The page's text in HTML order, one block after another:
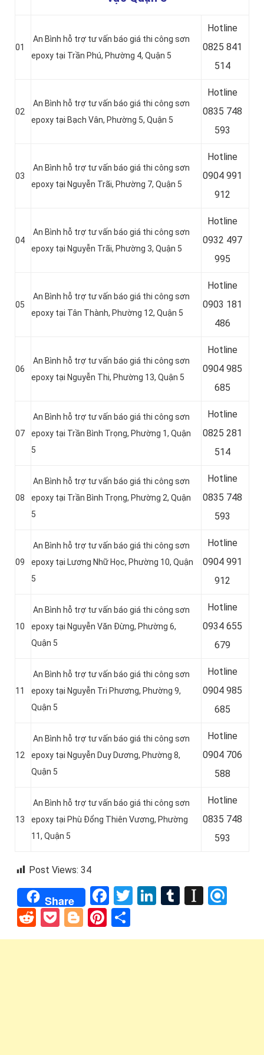
01
An Bình hỗ trợ tư vấn báo giá thi công sơn
epoxy tại Trần Phú, Phường 4, Quận 5
Hotline
0825 841
514
02
An Bình hỗ trợ tư vấn báo giá thi công sơn
epoxy tại Bạch Vân, Phường 5, Quận 5
Hotline
0835 748
593
03
An Bình hỗ trợ tư vấn báo giá thi công sơn
epoxy tại Nguyễn Trãi, Phường 7, Quận 5
Hotline
0904 991
912
04
An Bình hỗ trợ tư vấn báo giá thi công sơn
epoxy tại Nguyễn Trãi, Phường 3, Quận 5
Hotline
0932 497
995
05
An Bình hỗ trợ tư vấn báo giá thi công sơn
epoxy tại Tân Thành, Phường 12, Quận 5
Hotline
0903 181
486
06
An Bình hỗ trợ tư vấn báo giá thi công sơn
epoxy tại Nguyễn Thi, Phường 13, Quận 5
Hotline
0904 985
685
07
An Bình hỗ trợ tư vấn báo giá thi công sơn
epoxy tại Trần Bình Trọng, Phường 1, Quận
5
Hotline
0825 281
514
08
An Bình hỗ trợ tư vấn báo giá thi công sơn
epoxy tại Trần Bình Trọng, Phường 2, Quận
5
Hotline
0835 748
593
09
An Bình hỗ trợ tư vấn báo giá thi công sơn
epoxy tại Lương Nhữ Học, Phường 10, Quận
5
Hotline
0904 991
912
10
An Bình hỗ trợ tư vấn báo giá thi công sơn
epoxy tại Nguyễn Văn Đừng, Phường 6,
Quận 5
Hotline
0934 655
679
11
An Bình hỗ trợ tư vấn báo giá thi công sơn
epoxy tại Nguyễn Tri Phương, Phường 9,
Quận 5
Hotline
0904 985
685
12
An Bình hỗ trợ tư vấn báo giá thi công sơn
epoxy tại Nguyễn Duy Dương, Phường 8,
Quận 5
Hotline
0904 706
588
13
An Bình hỗ trợ tư vấn báo giá thi công sơn
epoxy tại Phù Đổng Thiên Vương, Phường
11, Quận 5
Hotline
0835 748
593
Post Views: 34
Share Facebook
TwitterLinkedIn
Tumblr
RedditPocket
BloggerPinterest